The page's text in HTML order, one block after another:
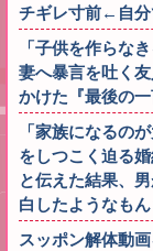
チギレ寸前←自分
「子供を作らな
妻へ暴言を吐く
かけた『最後の
「家族になるの
をしつこく迫る
と伝えた結果、
白したようなも
スッポン解体動